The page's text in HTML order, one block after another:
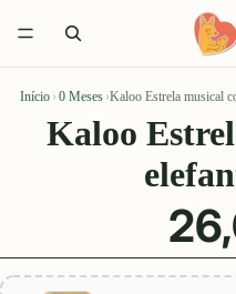
Início › 0 Meses ›Kaloo Estrela musical
Kaloo